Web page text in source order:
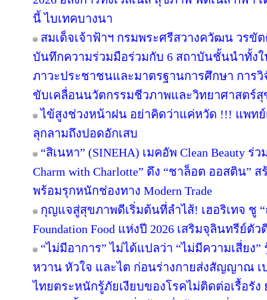
นี้ ไบเทคบางนา
สมเด็จเจ้าฟ้าฯ กรมพระศรีสวางควัฒน วรขั
บันทึกความร่วมมือร่วมกับ 6 สถาบันชั้นนำทั้ง
ภาวะประชาชนและมาตรฐานการศึกษา การ
ขับเคลื่อนนวัตกรรมชีวภาพและวิทยาศาสตร์
ไข้สูงช่วงหน้าฝน อย่าคิดว่าแค่หวัด !!! แพทย์
ลุกลามถึงปอดอักเสบ
“สิเนหา” (SINEHA) เมคอัพ Clean Beauty ร่
Charm with Charlotte” ดึง “ชาล็อต ออสติน”
พร้อมรุกหนักช่องทาง Modern Trade
กุญแจสู่สุขภาพดีเริ่มต้นที่ลำไส้! เฮอริเทจ ชู
Foundation Food แห่งปี 2026 เสริมจุลินทรีย์
“ไม่มีอาการ” ไม่ได้แปลว่า “ไม่มีความเสี่ยง
หวาน หัวใจ และไต ก่อนร่างกายส่งสัญญาณ เ
ไทยตระหนักรู้ภัยเงียบของโรคไม่ติดต่อเรื้อรั